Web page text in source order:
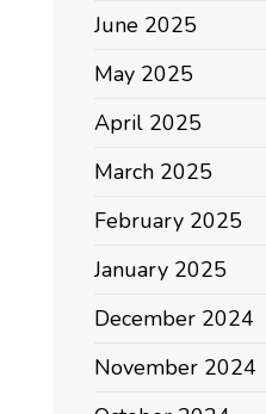
June 2025
May 2025
April 2025
March 2025
February 2025
January 2025
December 2024
November 2024